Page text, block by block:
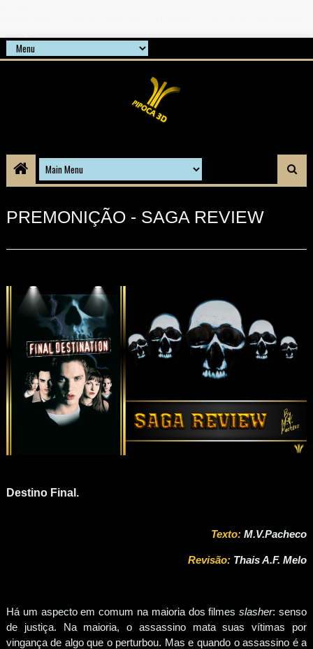
PREMONIÇÃO - SAGA REVIEW
Destino Final .
Texto: M.V.Pacheco
Revisão: Thais A.F. Melo
Há um aspecto em comum na maioria dos filmesslasher: senso
de justiça. Na maioria, o assassino mata suas vítimas por
vingança de algo que o perturbou. Mas e quando o assassino é a